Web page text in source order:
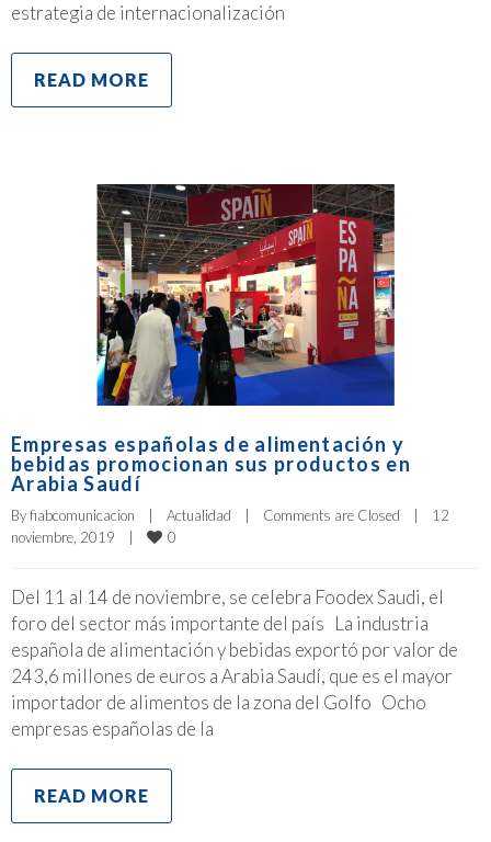
estrategia de internacionalización
READ MORE
Empresas españolas de alimentación y
bebidas promocionan sus productos en
Arabia Saudí
By fiabcomunicacion Actualidad Comments are Closed
12
noviembre, 2019
0
Del 11 al 14 de noviembre, se celebra Foodex Saudi, el
foro del sector más importante del país La industria
española de alimentación y bebidas exportó por valor de
243,6 millones de euros a Arabia Saudí, que es el mayor
importador de alimentos de la zona del Golfo Ocho
empresas españolas de la
READ MORE